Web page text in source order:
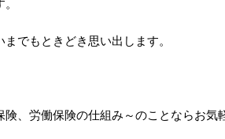
でもときどき思い出します。
、労働保険の仕組み～のことならお気